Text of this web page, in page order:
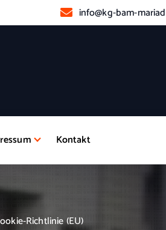
info@kg-bam-
Kontakt
Richtlinie (EU)